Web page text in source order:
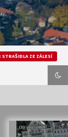
ZE ZÁLESÍ